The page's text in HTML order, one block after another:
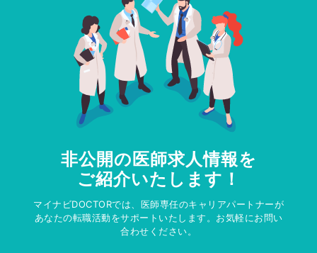
非公開の医師求人情報を
ご紹介いたします！
マイナビDOCTORでは、医師専任のキャリアパートナーが
あなたの転職活動をサポートいたします。お気軽にお問い
合わせください。